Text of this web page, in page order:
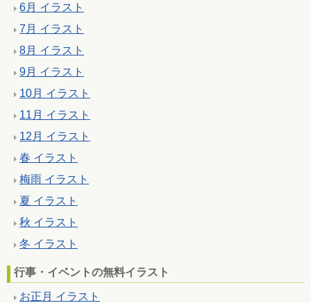
6月 イラスト
7月 イラスト
8月 イラスト
9月 イラスト
10月 イラスト
11月 イラスト
12月 イラスト
春 イラスト
梅雨 イラスト
夏 イラスト
秋 イラスト
冬 イラスト
行事・イベントの無料イラスト
お正月 イラスト